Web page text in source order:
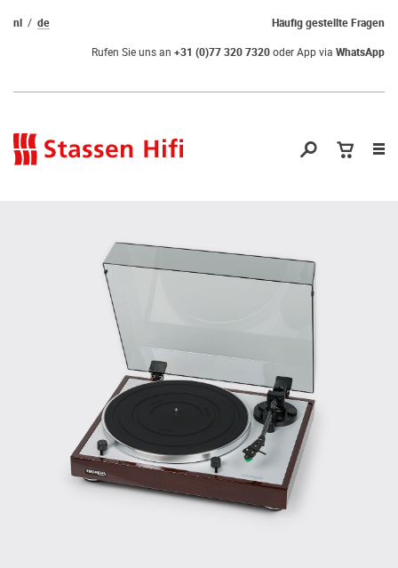
Häufig gestellte Fragen
nl de
Rufen Sie uns an +31 (0)77 320 7320oder App via WhatsApp